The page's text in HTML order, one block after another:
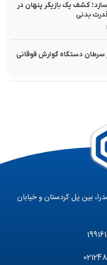
کشف یک بازیگر پنهان در
بدنی
دستگاه گوارش فوقانی
بین پل کردستان و خیابان